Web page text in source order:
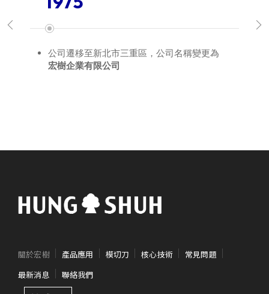
公司遷移至新北市三重區，公司名稱變更為
宏樹企業有限公司
關於宏樹 產品應用 模切刀 核心技術
常見問題
最新消息
聯絡我們